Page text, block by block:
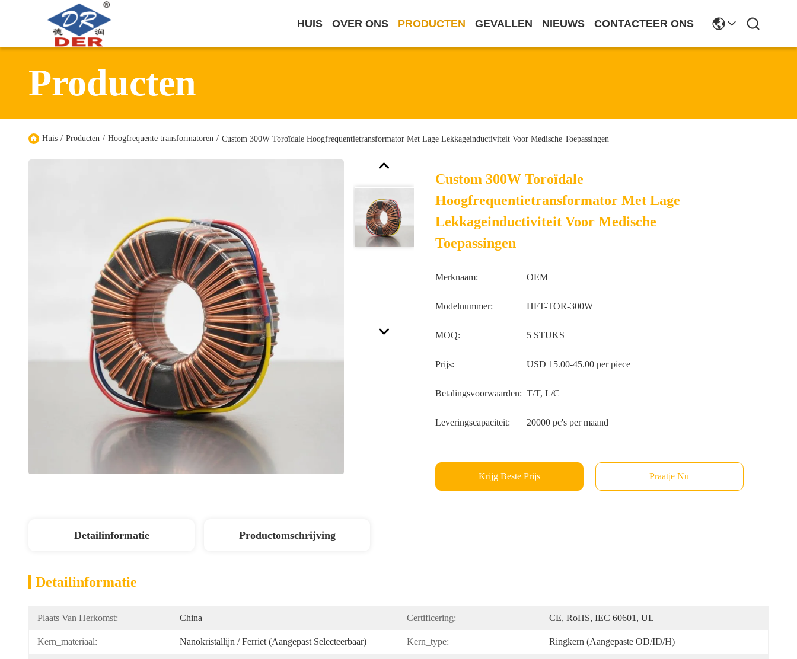
HUIS OVER ONS PRODUCTEN GEVALLEN NIEUWS CONTACTEER ONS
Producten
Huis / Producten / Hoogfrequente transformatoren / Custom 300W Toroïdale Hoogfrequentietransformator Met Lage Lekkageinductiviteit Voor Medische Toepassingen
Custom 300W Toroïdale
Hoogfrequentietransformator Met Lage
Lekkageinductiviteit Voor Medische
Toepassingen
Merknaam: OEM
Modelnummer: HFT-TOR-300W
MOQ: 5 STUKS
Prijs: USD 15.00-45.00 per piece
Betalingsvoorwaarden: T/T, L/C
Leveringscapaciteit: 20000 pc's per maand
Krijg Beste Prijs Praatje Nu
Detailinformatie Productomschrijving
Detailinformatie
Plaats Van Herkomst: China Certificering: CE, RoHS, IEC 60601, UL
Kern_materiaal: Nanokristallijn / Ferriet (aangepast Selecteerbaar) Kern_type: Ringkern (aangepaste OD/ID/H)